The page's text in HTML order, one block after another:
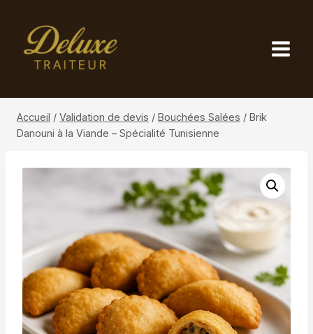
contenu
Accueil / Validation de devis / Bouchées Salées / Brik
Danouni à la Viande – Spécialité Tunisienne